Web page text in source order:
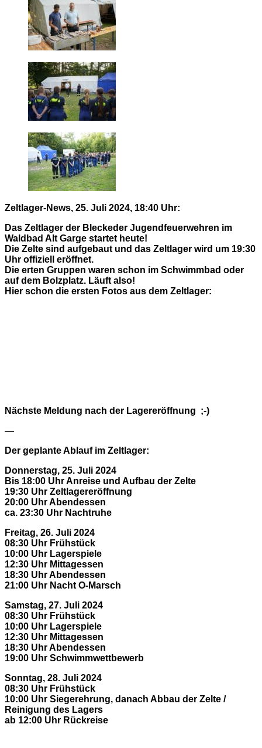
Zeltlager-News, 25. Juli 2024, 18:40 Uhr:
Das Zeltlager der Bleckeder Jugendfeuerwehren im
Waldbad Alt Garge startet heute!
Die Zelte sind aufgebaut und das Zeltlager wird um 19:30
Uhr offiziell eröffnet.
Die erten Gruppen waren schon im Schwimmbad oder
auf dem Bolzplatz. Läuft also!
Hier schon die ersten Fotos aus dem Zeltlager:
Nächste Meldung nach der Lagereröffnung ;-)
—
Der geplante Ablauf im Zeltlager:
Donnerstag, 25. Juli 2024
Bis 18:00 Uhr Anreise und Aufbau der Zelte
19:30 Uhr Zeltlagereröffnung
20:00 Uhr Abendessen
ca. 23:30 Uhr Nachtruhe
Freitag, 26. Juli 2024
08:30 Uhr Frühstück
10:00 Uhr Lagerspiele
12:30 Uhr Mittagessen
18:30 Uhr Abendessen
21:00 Uhr Nacht O-Marsch
Samstag, 27. Juli 2024
08:30 Uhr Frühstück
10:00 Uhr Lagerspiele
12:30 Uhr Mittagessen
18:30 Uhr Abendessen
19:00 Uhr Schwimmwettbewerb
Sonntag, 28. Juli 2024
08:30 Uhr Frühstück
10:00 Uhr Siegerehrung, danach Abbau der Zelte /
Reinigung des Lagers
ab 12:00 Uhr Rückreise